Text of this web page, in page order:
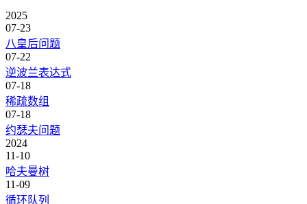
2025
07-23
八皇后问题
07-22
逆波兰表达式
07-18
稀疏数组
07-18
约瑟夫问题
2024
11-10
哈夫曼树
11-09
循环队列